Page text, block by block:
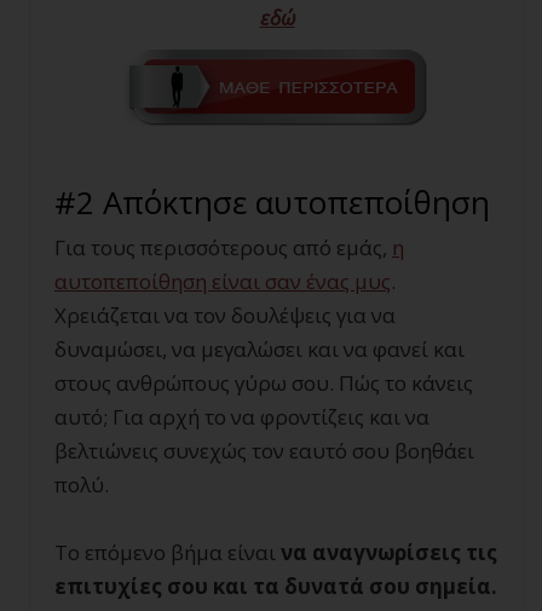
εδώ
#2 Απόκτησε αυτοπεποίθηση
Για τους περισσότερους από εμάς, η
αυτοπεποίθηση είναι σαν ένας μυς.
Χρειάζεται να τον δουλέψεις για να
δυναμώσει, να μεγαλώσει και να φανεί και
στους ανθρώπους γύρω σου. Πώς το κάνεις
αυτό; Για αρχή το να φροντίζεις και να
βελτιώνεις συνεχώς τον εαυτό σου βοηθάει
πολύ.
Το επόμενο βήμα είναινα αναγνωρίσεις τις
επιτυχίες σου και τα δυνατά σου σημεία.